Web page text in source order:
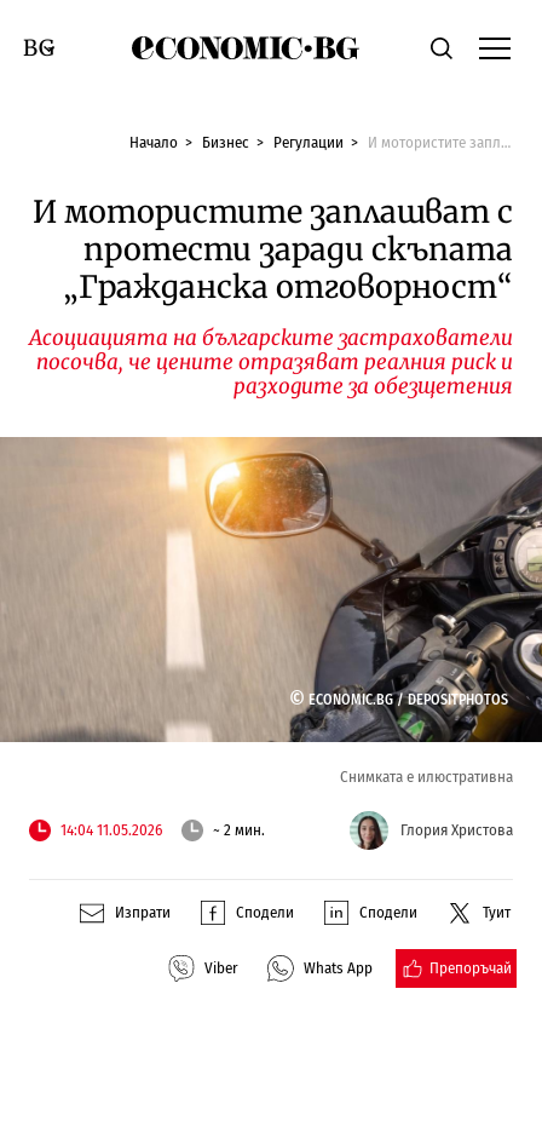
Economic.bgТърсене
Смяна на език
Начало Бизнес Регулации И мотористите заплашват с протести заради скъпата „Гражданска отговорност“
И мотористите заплашват с
протести заради скъпата
„Гражданска отговорност“
Асоциацията на българските застрахователи
посочва, че цените отразяват реалния риск и
разходите за обезщетения
© ECONOMIC.BG /DEPOSITPHOTOS
Снимката е илюстративна
14:04 11.05.2026 ~ 2 мин. Глория Христова
Изпрати Сподели Сподели Туит
Viber Whats App Препоръчай